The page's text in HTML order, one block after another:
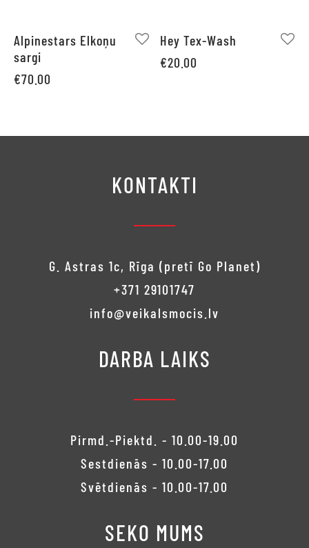
Alpinestars Elkoņu
sargi
€70.00
Hey Tex-Wash
€20.00
KONTAKTI
G. Astras 1c, Rīga (pretī Go Planet)
+371 29101747
info@veikalsmocis.lv
DARBA LAIKS
Pirmd.-Piektd. - 10.00-19.00
Sestdienās - 10.00-17.00
Svētdienās - 10.00-17.00
SEKO MUMS